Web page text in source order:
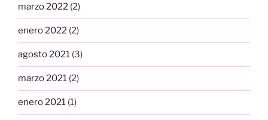
marzo 2022 (2)
enero 2022 (2)
agosto 2021 (3)
marzo 2021 (2)
enero 2021 (1)